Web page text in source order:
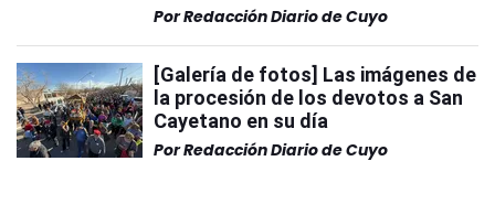
PorRedacción Diario de Cuyo
[Galería de fotos] Las imágenes de
la procesión de los devotos a San
Cayetano en su día
PorRedacción Diario de Cuyo